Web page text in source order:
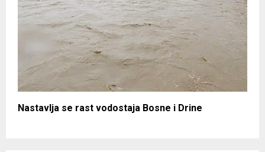
Nastavlja se rast vodostaja Bosne i Drine